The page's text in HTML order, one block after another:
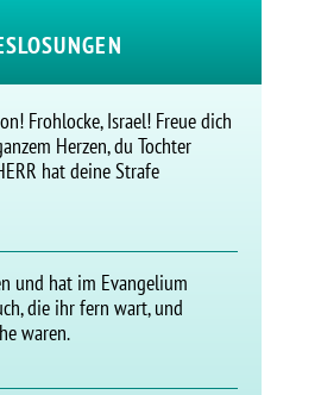
Frohlocke, Israel! Freue dich
Herzen, du Tochter
hat deine Strafe
und hat im Evangelium
die ihr fern wart, und
waren.